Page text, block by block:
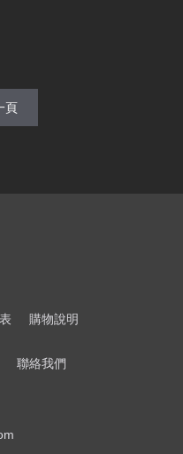
頁
購物說明
聯絡我們